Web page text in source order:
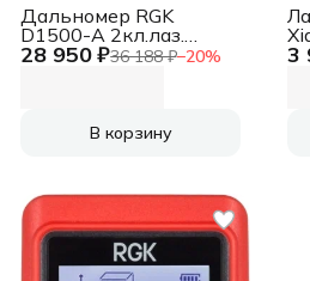
28 950 ₽36 188 ₽−20%
Дальномер RGK
D1500-A 2кл.лаз.
905нм (756358)
В корзину
3